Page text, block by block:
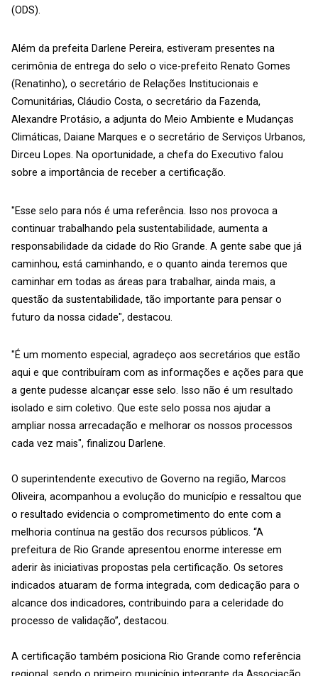
(ODS).
Além da prefeita Darlene Pereira, estiveram presentes na
cerimônia de entrega do selo o vice-prefeito Renato Gomes
(Renatinho), o secretário de Relações Institucionais e
Comunitárias, Cláudio Costa, o secretário da Fazenda,
Alexandre Protásio, a adjunta do Meio Ambiente e Mudanças
Climáticas, Daiane Marques e o secretário de Serviços Urbanos,
Dirceu Lopes. Na oportunidade, a chefa do Executivo falou
sobre a importância de receber a certificação.
"Esse selo para nós é uma referência. Isso nos provoca a
continuar trabalhando pela sustentabilidade, aumenta a
responsabilidade da cidade do Rio Grande. A gente sabe que já
caminhou, está caminhando, e o quanto ainda teremos que
caminhar em todas as áreas para trabalhar, ainda mais, a
questão da sustentabilidade, tão importante para pensar o
futuro da nossa cidade", destacou.
"É um momento especial, agradeço aos secretários que estão
aqui e que contribuíram com as informações e ações para que
a gente pudesse alcançar esse selo. Isso não é um resultado
isolado e sim coletivo. Que este selo possa nos ajudar a
ampliar nossa arrecadação e melhorar os nossos processos
cada vez mais", finalizou Darlene.
O superintendente executivo de Governo na região, Marcos
Oliveira, acompanhou a evolução do município e ressaltou que
o resultado evidencia o comprometimento do ente com a
melhoria contínua na gestão dos recursos públicos. “A
prefeitura de Rio Grande apresentou enorme interesse em
aderir às iniciativas propostas pela certificação. Os setores
indicados atuaram de forma integrada, com dedicação para o
alcance dos indicadores, contribuindo para a celeridade do
processo de validação”, destacou.
A certificação também posiciona Rio Grande como referência